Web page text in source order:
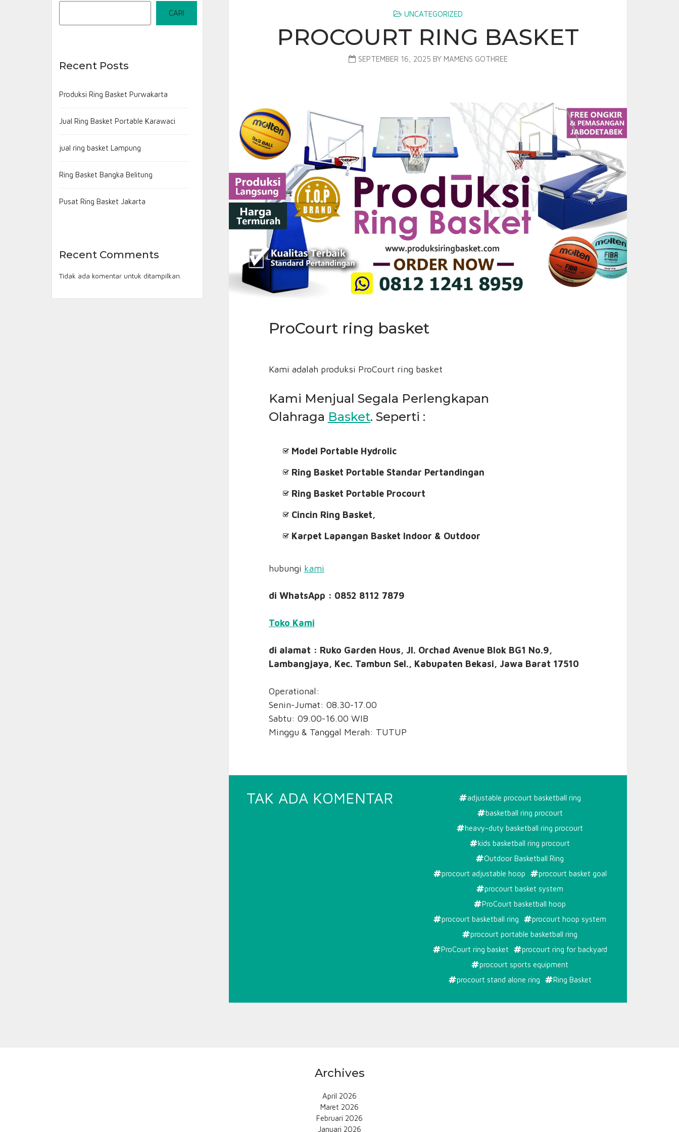
UNCATEGORIZED
PROCOURT RING BASKET
SEPTEMBER 16, 2025 BY MAMENS GOTHREE
ProCourt ring basket
Kami adalah produksi ProCourt ring basket
Kami Menjual Segala Perlengkapan
Olahraga Basket. Seperti :
Model Portable Hydrolic
Ring Basket Portable Standar Pertandingan
Ring Basket Portable Procourt
Cincin Ring Basket,
Karpet Lapangan Basket Indoor & Outdoor
hubungi kami
di WhatsApp : 0852 8112 7879
Toko Kami
di alamat : Ruko Garden Hous, Jl. Orchad Avenue Blok BG1 No.9,
Lambangjaya, Kec. Tambun Sel., Kabupaten Bekasi, Jawa Barat 17510
Operational:
Senin-Jumat: 08.30-17.00
Sabtu: 09.00-16.00 WIB
Minggu & Tanggal Merah: TUTUP
TAK ADA KOMENTAR
adjustable procourt basketball ring
basketball ring procourt
heavy-duty basketball ring procourt
kids basketball ring procourt
Outdoor Basketball Ring
procourt adjustable hoop
procourt basket goal
procourt basket system
ProCourt basketball hoop
procourt basketball ring
procourt hoop system
procourt portable basketball ring
ProCourt ring basket
procourt ring for backyard
procourt sports equipment
procourt stand alone ring
Ring Basket
CARI
Recent Posts
Produksi Ring Basket Purwakarta
Jual Ring Basket Portable Karawaci
jual ring basket Lampung
Ring Basket Bangka Belitung
Pusat Ring Basket Jakarta
Recent Comments
Tidak ada komentar untuk ditampilkan.
Archives
April 2026
Maret 2026
Februari 2026
Januari 2026